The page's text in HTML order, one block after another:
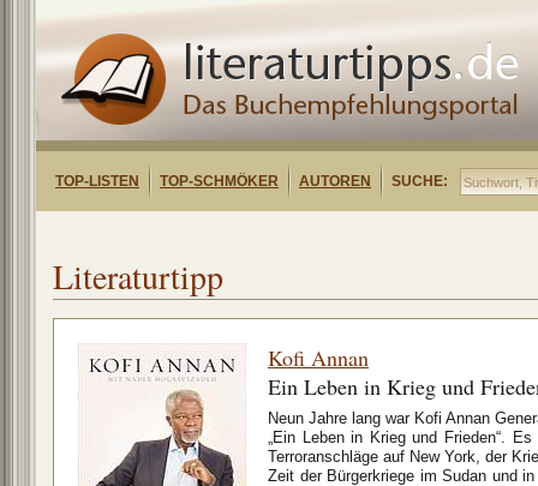
TOP-LISTEN TOP-SCHMÖKER AUTOREN SUCHE:
Literaturtipp
Kofi Annan
Ein Leben in Krieg und
Neun Jahre lang war Kofi Annan
„Ein Leben in Krieg und Frieden“.
Terroranschläge auf New York, der
Zeit der Bürgerkriege im Sudan und